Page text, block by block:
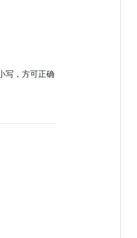
写，方可正确